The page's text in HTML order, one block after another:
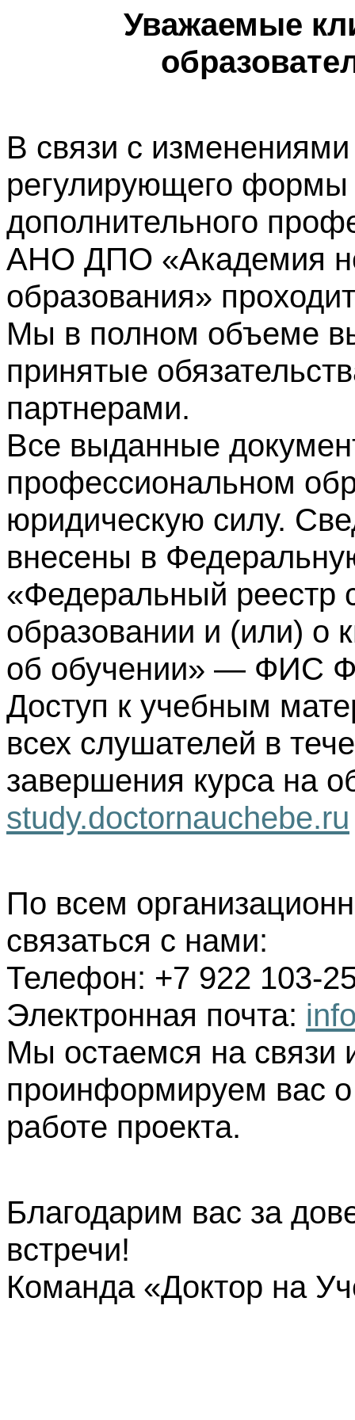
Уважаемые
В связи с изменениями
регулирующего формы
дополнительного
АНО ДПО «Академия
образования»
Мы в полном объеме
принятые
партнерами.
Все выданные
профессиональном
юридическую силу.
внесены в
«Федеральный реестр
образовании и (или) о
об обучении» — ФИС
Доступ к учебным
всех слушателей в
завершения курса на
study.doctornauchebe.ru
По всем
связаться с нами:
Телефон: +7 922 103-
Электронная почта:
Мы остаемся на связи
проинформируем вас
работе проекта.
Благодарим вас за
встречи!
Команда «Доктор на